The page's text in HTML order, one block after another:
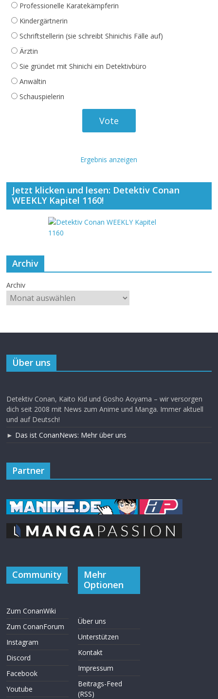
Professionelle Karatekämpferin
Kindergärtnerin
Schriftstellerin (sie schreibt Shinichis Fälle auf)
Ärztin
Sie gründet mit Shinichi ein Detektivbüro
Anwältin
Schauspielerin
Ergebnis anzeigen
Jetzt klicken und lesen: Detektiv Conan
WEEKLY Kapitel 1160!
Archiv
Archiv
Über uns
Detektiv Conan, Kaito Kid und Gosho Aoyama – wir versorgen
dich seit 2008 mit News zum Anime und Manga. Immer aktuell
und auf Deutsch!
► Das ist ConanNews: Mehr über uns
Partner
Community
Zum ConanWiki
Zum ConanForum
Instagram
Discord
Facebook
Youtube
Mehr
Optionen
Über uns
Unterstützen
Kontakt
Impressum
Beitrags-Feed
(RSS)